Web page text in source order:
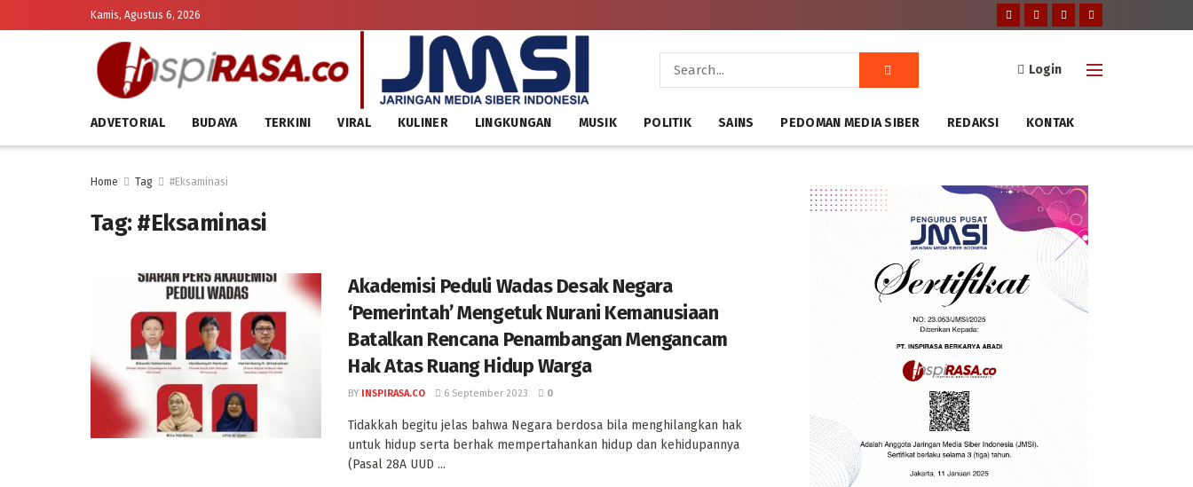
Kamis, Agustus 6, 2026
Login
ADVETORIAL BUDAYA TERKINI VIRAL KULINER LINGKUNGAN MUSIK POLITIK SAINS PEDOMAN MEDIA SIBER REDAKSI KONTAK
Home Tag #Eksaminasi
Tag:#Eksaminasi
Akademisi Peduli Wadas Desak Negara
‘Pemerintah’ Mengetuk Nurani Kemanusiaan
Batalkan Rencana Penambangan Mengancam
Hak Atas Ruang Hidup Warga
BY INSPIRASA.CO 6 September 2023 0
Tidakkah begitu jelas bahwa Negara berdosa bila menghilangkan hak
untuk hidup serta berhak mempertahankan hidup dan kehidupannya
(Pasal 28A UUD ...